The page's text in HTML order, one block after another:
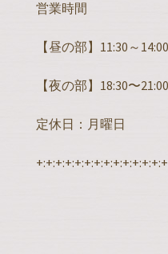
営業時間
【昼の部】11:30～
【夜の部】18:30〜
定休日：月曜日